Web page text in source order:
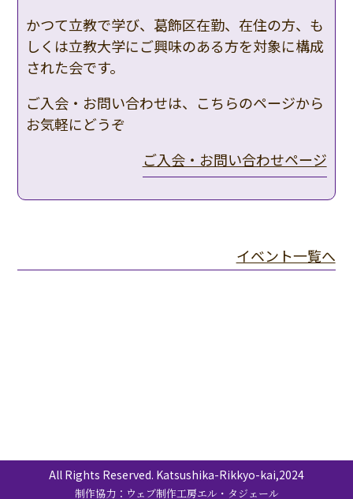
かつて立教で学び、葛飾区在勤、在住の方、も
しくは立教大学にご興味のある方を対象に構成
された会です。
ご入会・お問い合わせは、こちらのページから
お気軽にどうぞ
ご入会・お問い合わせページ
イベント一覧へ
All Rights Reserved. Katsushika-Rikkyo-kai,2024
制作協力：ウェブ制作工房エル・タジェール